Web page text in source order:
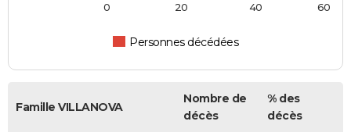
Personnes décédées
0 20 40 60
Famille VILLANOVA
Nombre de
décès
% des
décès